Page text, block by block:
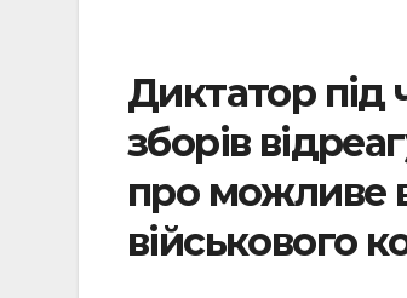
Диктатор під
зборів
про можливе
військового